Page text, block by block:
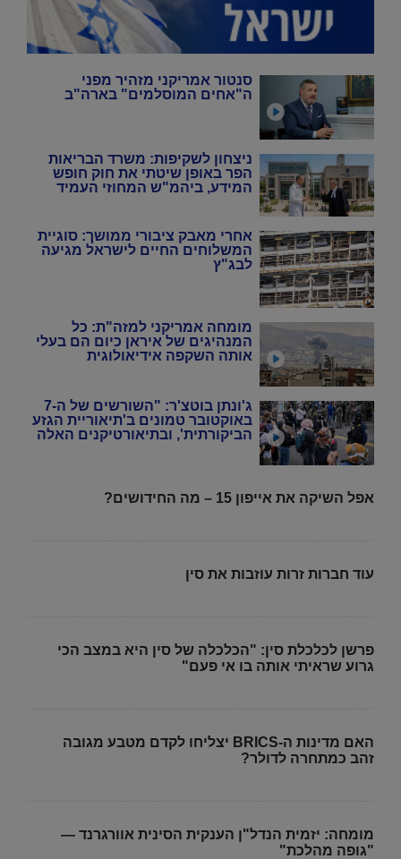
סנטור אמריקני מזהיר מפני
ה"אחים המוסלמים" בארה"ב
ניצחון לשקיפות: משרד הבריאות
הפר באופן שיטתי את חוק חופש
המידע, ביהמ"ש המחוזי העמיד
אחרי מאבק ציבורי ממושך: סוגיית
המשלוחים החיים לישראל מגיעה
לבג"ץ
מומחה אמריקני למזה"ת: כל
המנהיגים של איראן כיום הם בעלי
אותה השקפה אידיאולוגית
ג'ונתן בוטצ'ר: "השורשים של ה-7
באוקטובר טמונים ב'תיאוריית הגזע
הביקורתית', ובתיאורטיקנים האלה
אפל השיקה את אייפון 15 – מה החידושים?
עוד חברות זרות עוזבות את סין
פרשן לכלכלת סין: "הכלכלה של סין היא במצב הכי
גרוע שראיתי אותה בו אי פעם"
האם מדינות ה-BRICS יצליחו לקדם מטבע מגובה
זהב כמתחרה לדולר?
מומחה: יזמית הנדל"ן הענקית הסינית אוורגרנד —
"גופה מהלכת"